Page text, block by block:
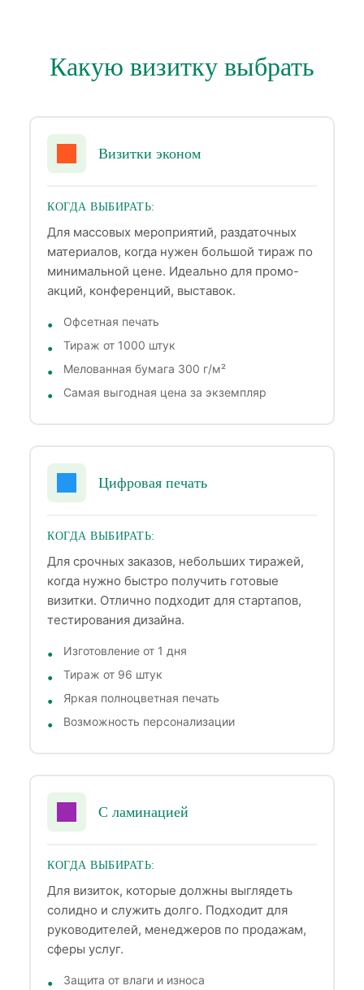
Какую визитку выбрать
Визитки эконом
КОГДА ВЫБИРАТЬ:
Для массовых мероприятий, раздаточных
материалов, когда нужен большой тираж по
минимальной цене. Идеально для промо-
акций, конференций, выставок.
Офсетная печать
Тираж от 1000 штук
Мелованная бумага 300 г/м²
Самая выгодная цена за экземпляр
Цифровая печать
КОГДА ВЫБИРАТЬ:
Для срочных заказов, небольших тиражей,
когда нужно быстро получить готовые
визитки. Отлично подходит для стартапов,
тестирования дизайна.
Изготовление от 1 дня
Тираж от 96 штук
Яркая полноцветная печать
Возможность персонализации
С ламинацией
КОГДА ВЫБИРАТЬ:
Для визиток, которые должны выглядеть
солидно и служить долго. Подходит для
руководителей, менеджеров по продажам,
сферы услуг.
Защита от влаги и износа